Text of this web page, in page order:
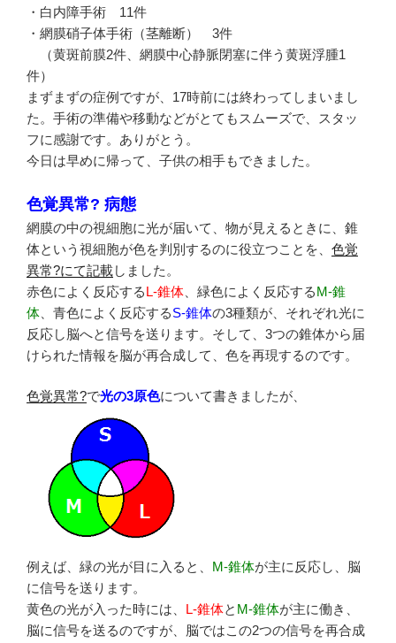
・白内障手術 11件
・網膜硝子体手術（茎離断） 3件
（黄斑前膜2件、網膜中心静脈閉塞に伴う黄斑浮腫1
件）
まずまずの症例ですが、17時前には終わってしまいまし
た。手術の準備や移動などがとてもスムーズで、スタッ
フに感謝です。ありがとう。
今日は早めに帰って、子供の相手もできました。
色覚異常? 病態
網膜の中の視細胞に光が届いて、物が見えるときに、錐
体という視細胞が色を判別するのに役立つことを、 色覚
異常?にて記載しました。
赤色によく反応するL-錐体 、緑色によく反応するM-錐
体 、青色によく反応するS-錐体の3種類が、それぞれ光に
反応し脳へと信号を送ります。そして、3つの錐体から届
けられた情報を脳が再合成して、色を再現するのです。
色覚異常?で光の3原色について書きましたが、
例えば、緑の光が目に入ると、 M-錐体が主に反応し、脳
に信号を送ります。
黄色の光が入った時には、 L-錐体と M-錐体が主に働き、
脳に信号を送るのですが、脳ではこの2つの信号を再合成